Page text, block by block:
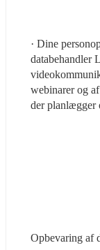
· Dine
databehandler
webinarer og
der planlægger
Opbevaring af